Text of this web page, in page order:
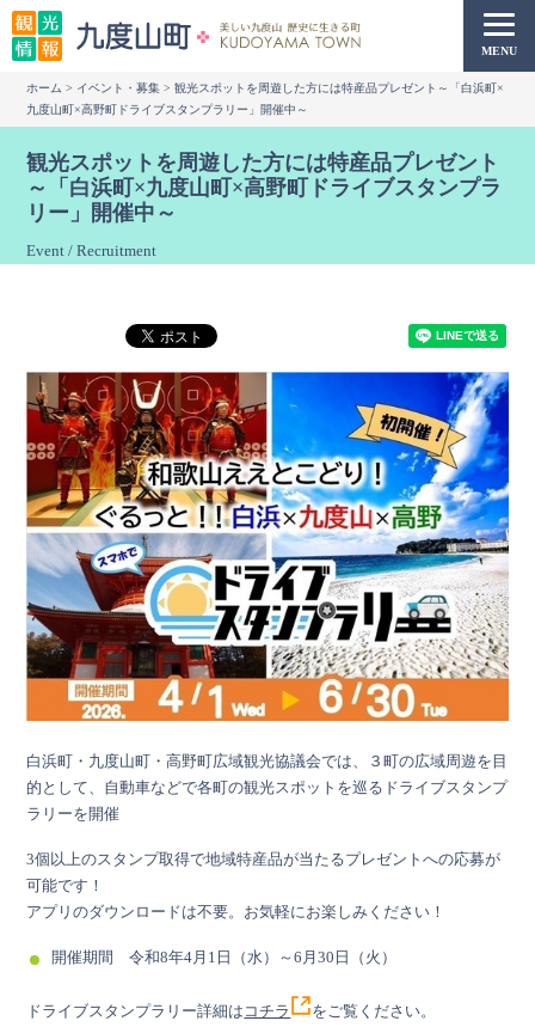
本
文
へ
MENU
ホーム > イベント・募集 > 観光スポットを周遊した方には特産品プレゼント～「白浜町×
九度山町×高野町ドライブスタンプラリー」開催中～
観光スポットを周遊した方には特産品プレゼント
～「白浜町×九度山町×高野町ドライブスタンプラ
リー」開催中～
Event / Recruitment
白浜町・九度山町・高野町広域観光協議会では、３町の広域周遊を目
的として、自動車などで各町の観光スポットを巡るドライブスタンプ
ラリーを開催
3個以上のスタンプ取得で地域特産品が当たるプレゼントへの応募が
可能です！
アプリのダウンロードは不要。お気軽にお楽しみください！
開催期間 令和8年4月1日（水）～6月30日（火）
ドライブスタンプラリー詳細は コチラ をご覧ください。